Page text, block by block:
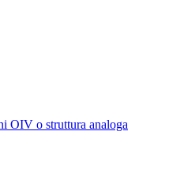
OIV o struttura analoga